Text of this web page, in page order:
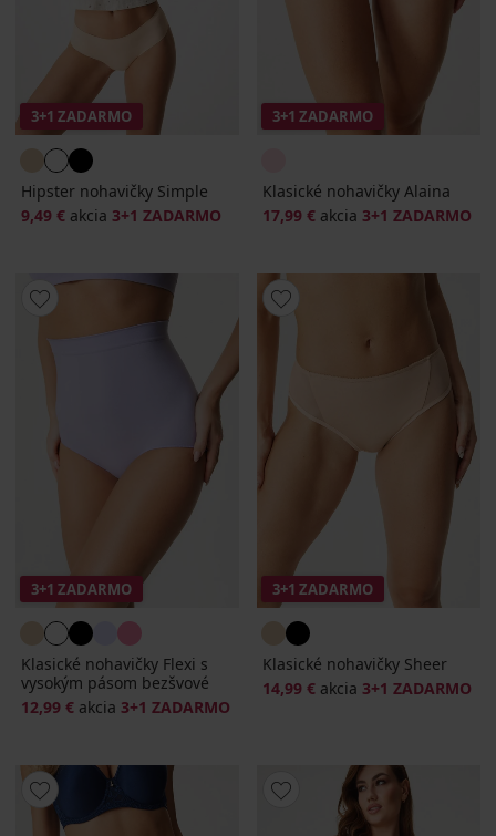
3+1 ZADARMO
Hipster nohavičky Simple
9,49 € akcia 3+1 ZADARMO
3+1 ZADARMO
Klasické nohavičky Alaina
17,99 € akcia 3+1 ZADARMO
3+1 ZADARMO
Klasické nohavičky Flexi s
vysokým pásom bezšvové
12,99 € akcia 3+1 ZADARMO
3+1 ZADARMO
Klasické nohavičky Sheer
14,99 € akcia 3+1 ZADARMO